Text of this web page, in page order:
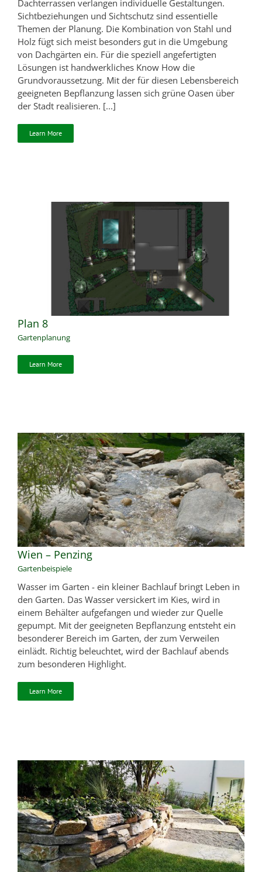
Dachterrassen verlangen individuelle Gestaltungen.
Sichtbeziehungen und Sichtschutz sind essentielle
Themen der Planung. Die Kombination von Stahl und
Holz fügt sich meist besonders gut in die Umgebung
von Dachgärten ein. Für die speziell angefertigten
Lösungen ist handwerkliches Know How die
Grundvoraussetzung. Mit der für diesen Lebensbereich
geeigneten Bepflanzung lassen sich grüne Oasen über
der Stadt realisieren. [...]
Learn More
Plan 8
Gartenplanung
Learn More
Wien – Penzing
Gartenbeispiele
Wasser im Garten - ein kleiner Bachlauf bringt Leben in
den Garten. Das Wasser versickert im Kies, wird in
einem Behälter aufgefangen und wieder zur Quelle
gepumpt. Mit der geeigneten Bepflanzung entsteht ein
besonderer Bereich im Garten, der zum Verweilen
einlädt. Richtig beleuchtet, wird der Bachlauf abends
zum besonderen Highlight.
Learn More